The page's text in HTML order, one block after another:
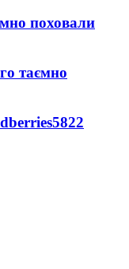
поховали
таємно
5822